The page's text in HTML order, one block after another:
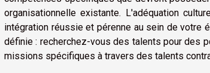
organisationnelle existante. L'adéquation
intégration réussie et pérenne au sein de votre
définie : recherchez-vous des talents pour des
missions spécifiques à travers des talents